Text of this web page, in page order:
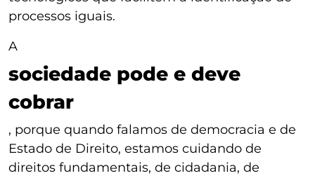
processos iguais.
A
sociedade pode e deve
cobrar
, porque quando falamos de democracia e de
Estado de Direito, estamos cuidando de
direitos fundamentais, de cidadania, de